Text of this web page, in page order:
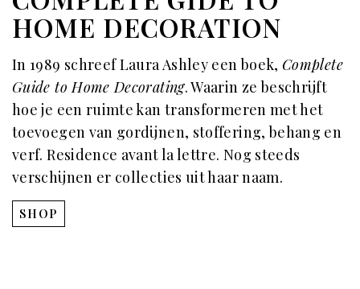
HOME DECORATION
In 1989 schreef Laura Ashley een boek, Complete
Guide to Home Decorating. Waarin ze beschrijft
hoe je een ruimte kan transformeren met het
toevoegen van gordijnen, stoffering, behang en
verf. Residence avant la lettre. Nog steeds
verschijnen er collecties uit haar naam.
SHOP